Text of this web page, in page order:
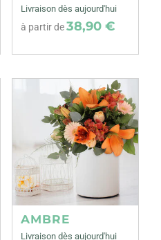
Livraison dès aujourd'hui
à partir de38,90 €
AMBRE
Livraison dès aujourd'hui